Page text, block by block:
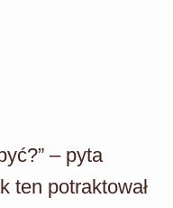
– pyta
ten potraktował